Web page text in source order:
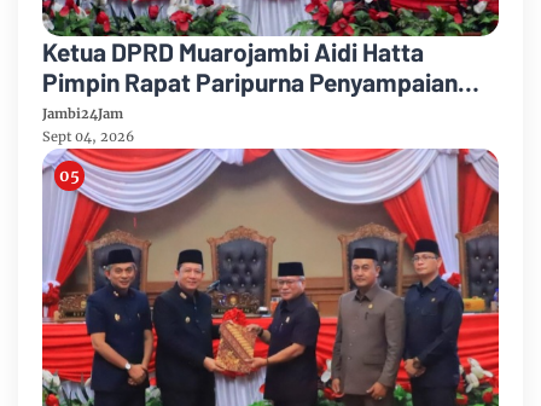
Ketua DPRD Muarojambi Aidi Hatta
Pimpin Rapat Paripurna Penyampaian
Rancangan Perubahan KUA-PPAS Tahun
Anggaran 2026
Jambi24Jam
Sept 04, 2026